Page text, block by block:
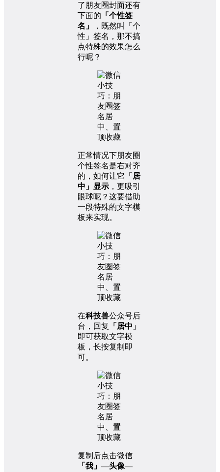
了朋友圈封面还有
下面的 「个性签
名」
，既然叫「个
性」签名，那不搞
点特殊的效果怎么
行呢？
正常情况下朋友圈
个性签名是右对齐
的，如何让它
「居
中」显示 ，更吸引
眼球呢？这要借助
一段特殊的文字模
板来实现。
在科技兽公众号后
台，回复
「居中」
即可获取文字模
板，长按复制即
可。
复制后点击微信
「我」—头像—